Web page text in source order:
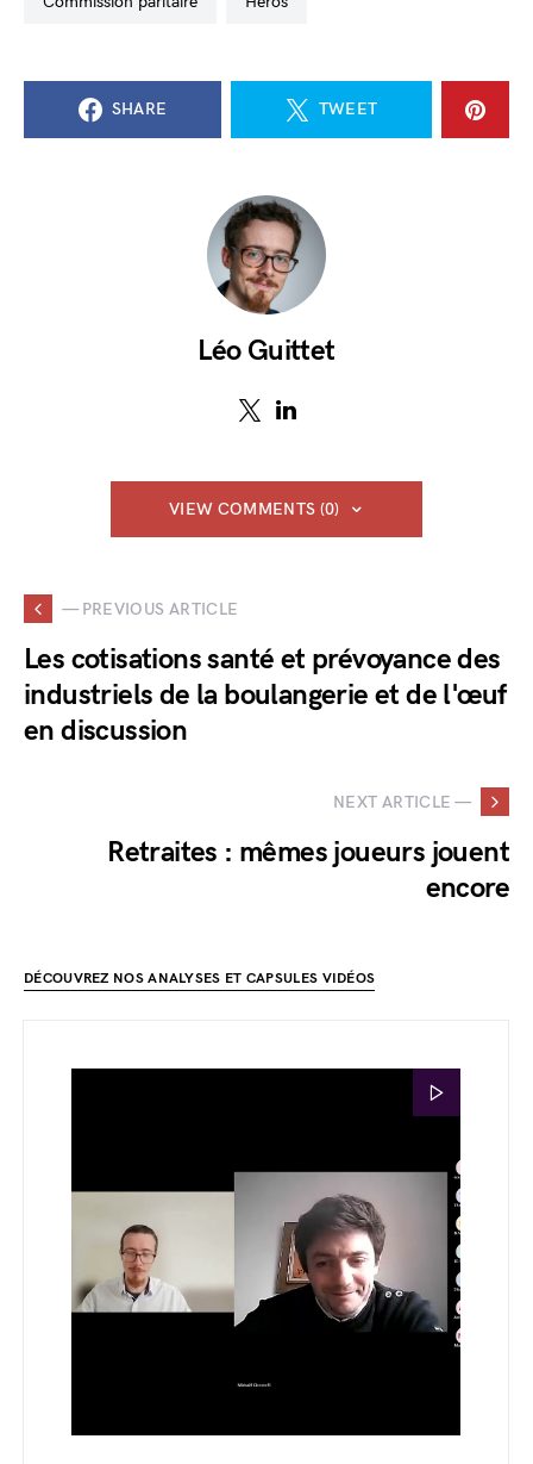
SHARE TWEET
Léo Guittet
VIEW COMMENTS (0)
— PREVIOUS ARTICLE
Les cotisations santé et prévoyance des
industriels de la boulangerie et de l'œuf
en discussion
NEXT ARTICLE —
Retraites : mêmes joueurs jouent
encore
DÉCOUVREZ NOS ANALYSES ET CAPSULES VIDÉOS